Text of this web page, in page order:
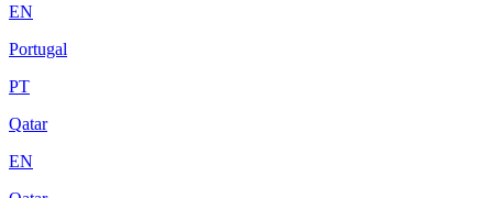
EN
Portugal
PT
Qatar
EN